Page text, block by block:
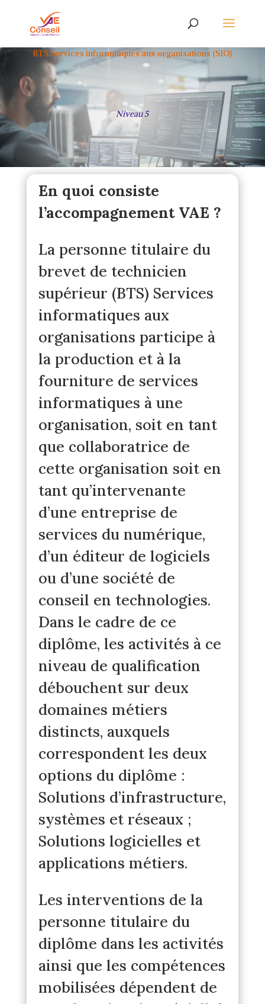
BTS Services informatiques aux organisations (SIO)
Niveau 5
En quoi consiste
l’accompagnement VAE ?
La personne titulaire du
brevet de technicien
supérieur (BTS) Services
informatiques aux
organisations participe à
la production et à la
fourniture de services
informatiques à une
organisation, soit en tant
que collaboratrice de
cette organisation soit en
tant qu’intervenante
d’une entreprise de
services du numérique,
d’un éditeur de logiciels
ou d’une société de
conseil en technologies.
Dans le cadre de ce
diplôme, les activités à ce
niveau de qualification
débouchent sur deux
domaines métiers
distincts, auxquels
correspondent les deux
options du diplôme :
Solutions d’infrastructure,
systèmes et réseaux ;
Solutions logicielles et
applications métiers.
Les interventions de la
personne titulaire du
diplôme dans les activités
ainsi que les compétences
mobilisées dépendent de